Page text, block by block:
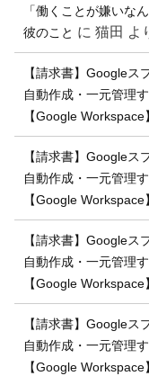
「働くことが嫌いな
彼のこと に 猫田 よ
【請求書】Googleス
自動作成・一元管理
【Google Workspace】
【請求書】Googleス
自動作成・一元管理
【Google Workspace】
【請求書】Googleス
自動作成・一元管理
【Google Workspace】
【請求書】Googleス
自動作成・一元管理
【Google Workspace】